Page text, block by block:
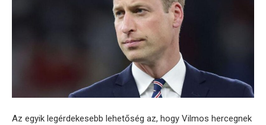
Az egyik legérdekesebb lehetőség az, hogy Vilmos hercegnek